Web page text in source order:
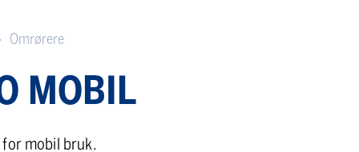
Omrørere
MOBIL
mobil bruk.